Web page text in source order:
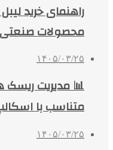
راهنمای خرید
محصولات صنعتی
۱۴۰۵/۰۳/۲۵
📊 مدیریت
متناسب با
۱۴۰۵/۰۳/۲۵